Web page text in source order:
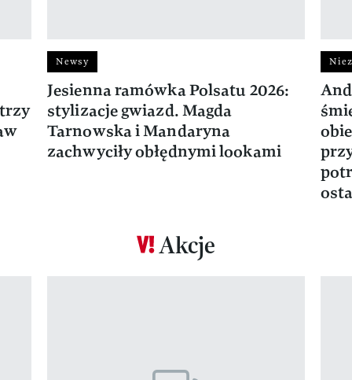
Newsy
Jesienna ramówka Polsatu 2026:
stylizacje gwiazd. Magda
Tarnowska i Mandaryna
zachwyciły obłędnymi lookami
Akcje